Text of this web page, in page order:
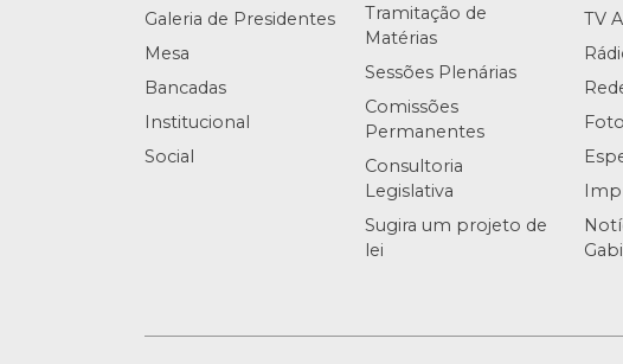
Galeria de Presidentes
Mesa
Bancadas
Institucional
Social
Tramitação de
Matérias
Sessões Plenárias
Comissões
Permanentes
Consultoria
Legislativa
Sugira um projeto de
lei
TV